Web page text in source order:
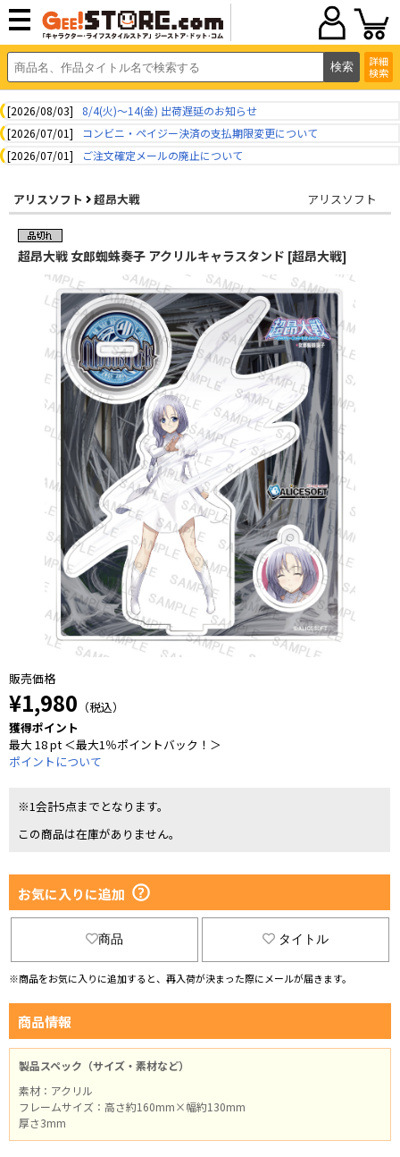
詳細
検索
[2026/08/03]
8/4(火)～14(金) 出荷遅延のお知らせ
[2026/07/01]
コンビニ・ペイジー決済の支払期限変更について
[2026/07/01]
ご注文確定メールの廃止について
アリスソフト 超昂大戦 アリスソフト
超昂大戦 女郎蜘蛛奏子 アクリルキャラスタンド [超昂大戦]
販売価格
¥1,980 （税込）
獲得ポイント
最大 18 pt ＜最大1％ポイントバック！＞
ポイントについて
※1会計5点までとなります。
この商品は在庫がありません。
お気に入りに追加
商品 タイトル
※商品をお気に入りに追加すると、再入荷が決まった際にメールが届きます。
商品情報
製品スペック（サイズ・素材など）
素材：アクリル
フレームサイズ：高さ約160mm×幅約130mm
厚さ3mm